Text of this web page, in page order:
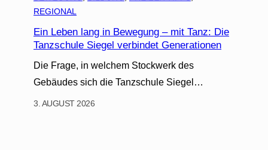
REGIONAL
Ein Leben lang in Bewegung – mit Tanz: Die
Tanzschule Siegel verbindet Generationen
Die Frage, in welchem Stockwerk des
Gebäudes sich die Tanzschule Siegel…
3. AUGUST 2026